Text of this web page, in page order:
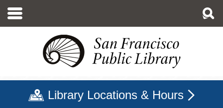
至
Library Locations & Hours